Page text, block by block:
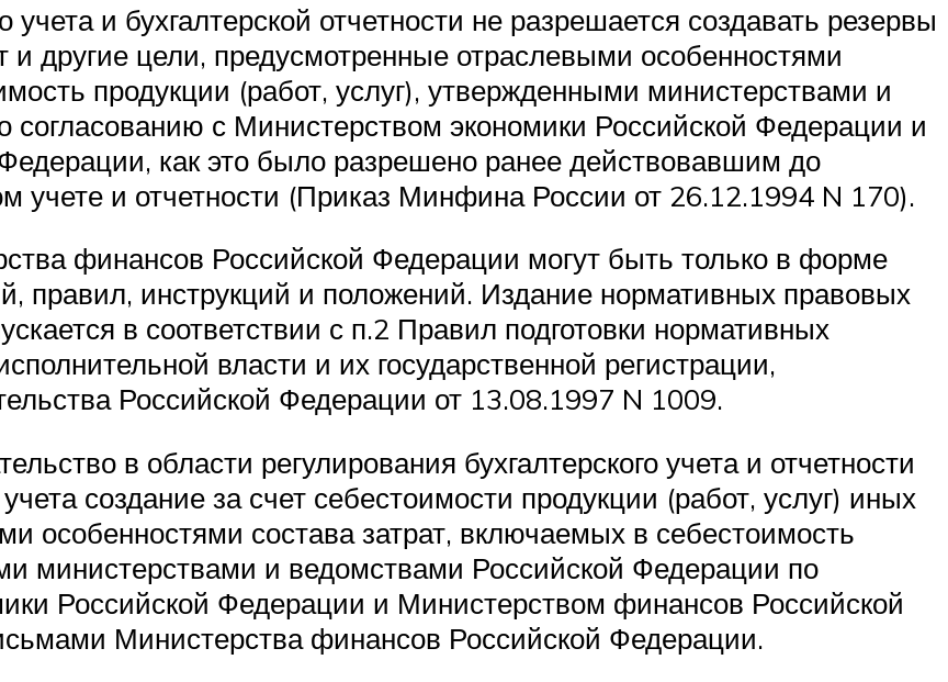
и бухгалтерской отчетности не разрешается создавать резервы
другие цели, предусмотренные отраслевыми особенностями
продукции (работ, услуг), утвержденными министерствами и
с Министерством экономики Российской Федерации и
как это было разрешено ранее действовавшим до
учете и отчетности (Приказ Минфина России от 26.12.1994 N 170).
финансов Российской Федерации могут быть только в форме
правил, инструкций и положений. Издание нормативных правовых
в соответствии с п.2 Правил подготовки нормативных
власти и их государственной регистрации,
Российской Федерации от 13.08.1997 N 1009.
в области регулирования бухгалтерского учета и отчетности
создание за счет себестоимости продукции (работ, услуг) иных
особенностями состава затрат, включаемых в себестоимость
министерствами и ведомствами Российской Федерации по
Российской Федерации и Министерством финансов Российской
Министерства финансов Российской Федерации.